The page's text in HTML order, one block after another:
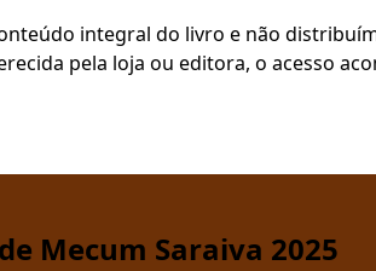
integral do livro e não
pela loja ou editora, o acesso
Mecum Saraiva 2025